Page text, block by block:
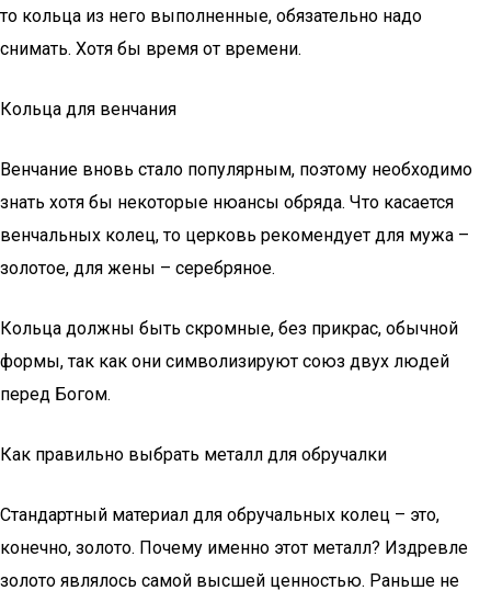
то кольца из него выполненные, обязательно надо
снимать. Хотя бы время от времени.
Кольца для венчания
Венчание вновь стало популярным, поэтому необходимо
знать хотя бы некоторые нюансы обряда. Что касается
венчальных колец, то церковь рекомендует для мужа –
золотое, для жены – серебряное.
Кольца должны быть скромные, без прикрас, обычной
формы, так как они символизируют союз двух людей
перед Богом.
Как правильно выбрать металл для обручалки
Стандартный материал для обручальных колец – это,
конечно, золото. Почему именно этот металл? Издревле
золото являлось самой высшей ценностью. Раньше не